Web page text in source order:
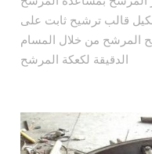
قالب ترشيح ثابت على
المرشح من خلال المسام
الدقيقة لكعكة المرشح